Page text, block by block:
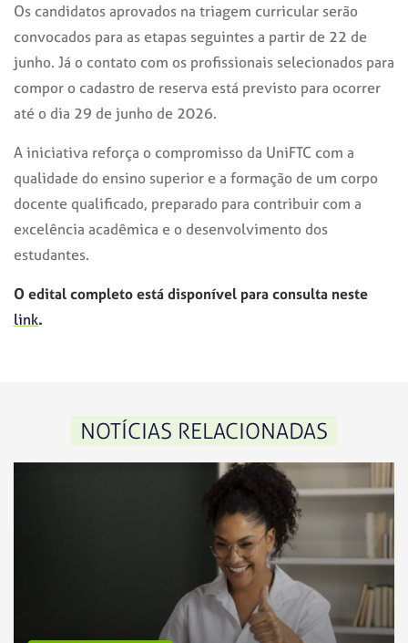
Os candidatos aprovados na triagem curricular serão
convocados para as etapas seguintes a partir de 22 de
junho. Já o contato com os profissionais selecionados para
compor o cadastro de reserva está previsto para ocorrer
até o dia 29 de junho de 2026.
A iniciativa reforça o compromisso da UniFTC com a
qualidade do ensino superior e a formação de um corpo
docente qualificado, preparado para contribuir com a
excelência acadêmica e o desenvolvimento dos
estudantes.
O edital completo está disponível para consulta neste
link.
NOTÍCIAS RELACIONADAS